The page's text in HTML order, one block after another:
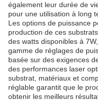
également leur durée de
pour une utilisation à long
Les options de puissance
production de ces
des watts disponibles à
gamme de réglages de
basée sur des exigences
des performances laser
substrat, matériaux et
réglable garantit que le
obtenir les meilleurs